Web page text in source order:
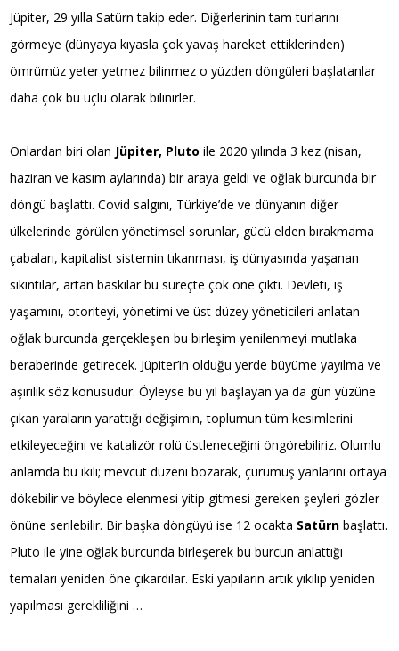
Jüpiter, 29 yılla Satürn takip eder. Diğerlerinin tam turlarını
görmeye (dünyaya kıyasla çok yavaş hareket ettiklerinden)
ömrümüz yeter yetmez bilinmez o yüzden döngüleri başlatanlar
daha çok bu üçlü olarak bilinirler.
Onlardan biri olan Jüpiter, Pluto ile 2020 yılında 3 kez (nisan,
haziran ve kasım aylarında) bir araya geldi ve oğlak burcunda bir
döngü başlattı. Covid salgını, Türkiye’de ve dünyanın diğer
ülkelerinde görülen yönetimsel sorunlar, gücü elden bırakmama
çabaları, kapitalist sistemin tıkanması, iş dünyasında yaşanan
sıkıntılar, artan baskılar bu süreçte çok öne çıktı. Devleti, iş
yaşamını, otoriteyi, yönetimi ve üst düzey yöneticileri anlatan
oğlak burcunda gerçekleşen bu birleşim yenilenmeyi mutlaka
beraberinde getirecek. Jüpiter’in olduğu yerde büyüme yayılma ve
aşırılık söz konusudur. Öyleyse bu yıl başlayan ya da gün yüzüne
çıkan yaraların yarattığı değişimin, toplumun tüm kesimlerini
etkileyeceğini ve katalizör rolü üstleneceğini öngörebiliriz. Olumlu
anlamda bu ikili; mevcut düzeni bozarak, çürümüş yanlarını ortaya
dökebilir ve böylece elenmesi yitip gitmesi gereken şeyleri gözler
önüne serilebilir. Bir başka döngüyü ise 12 ocakta Satürn başlattı.
Pluto ile yine oğlak burcunda birleşerek bu burcun anlattığı
temaları yeniden öne çıkardılar. Eski yapıların artık yıkılıp yeniden
yapılması gerekliliğini …